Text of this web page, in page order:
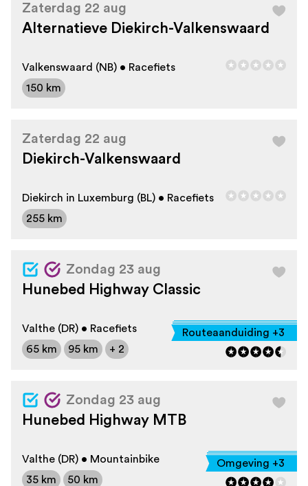
Zaterdag 22 aug
Alternatieve Diekirch-Valkenswaard
Valkenswaard (NB) • Racefiets
150 km
Zaterdag 22 aug
Diekirch-Valkenswaard
Diekirch in Luxemburg (BL) • Racefiets
255 km
Zondag 23 aug
Hunebed Highway Classic
Valthe (DR) • Racefiets
65 km
95 km + 2
Routeaanduiding +3
Zondag 23 aug
Hunebed Highway MTB
Valthe (DR) • Mountainbike
35 km
50 km
Omgeving +3